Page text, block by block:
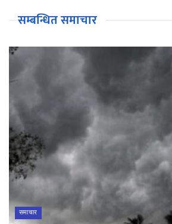
सम्बन्धित समाचार
समाचार